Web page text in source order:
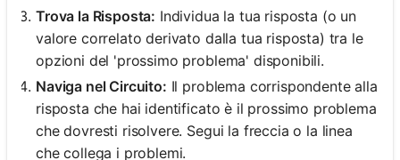
Trova la Risposta: Individua la tua risposta (o un
valore correlato derivato dalla tua risposta) tra le
opzioni del 'prossimo problema' disponibili.
Naviga nel Circuito: Il problema corrispondente alla
risposta che hai identificato è il prossimo problema
che dovresti risolvere. Segui la freccia o la linea
che collega i problemi.